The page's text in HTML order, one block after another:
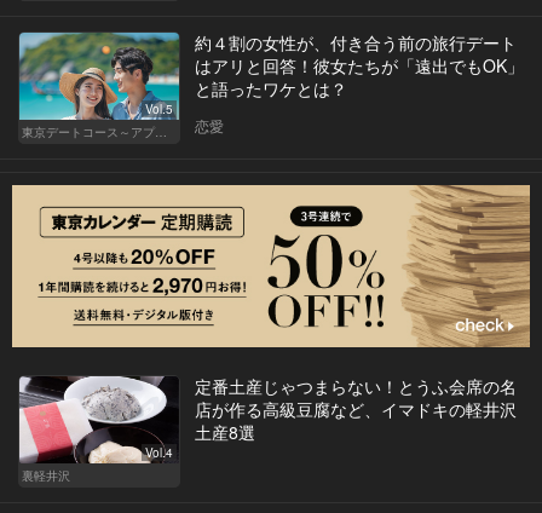
Vol.5
東京デートコース～アプリで始まる恋～
約４割の女性が、付き合う前の旅行デート
はアリと回答！彼女たちが「遠出でもOK」
と語ったワケとは？
恋愛
Vol.4
裏軽井沢
定番土産じゃつまらない！とうふ会席の名
店が作る高級豆腐など、イマドキの軽井沢
土産8選